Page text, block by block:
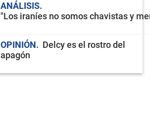
ANÁLISIS
"Los iraníes no somos chavistas y
OPINIÓN
Delcy es el rostro del
apagón